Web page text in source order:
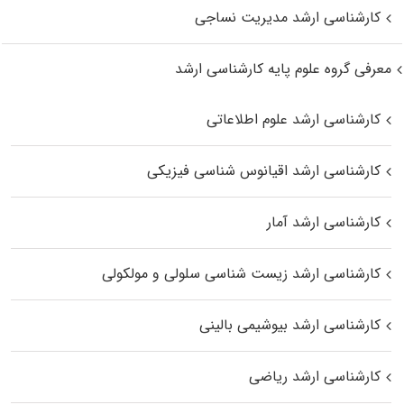
کارشناسی ارشد مدیریت نساجی
معرفی گروه علوم پایه کارشناسی ارشد
کارشناسی ارشد علوم اطلاعاتی
کارشناسی ارشد اقیانوس‌ شناسی فیزیکی
کارشناسی ارشد آمار
کارشناسی ارشد زیست شناسی سلولی و مولکولی
کارشناسی ارشد بیوشیمی بالینی
کارشناسی ارشد ریاضی